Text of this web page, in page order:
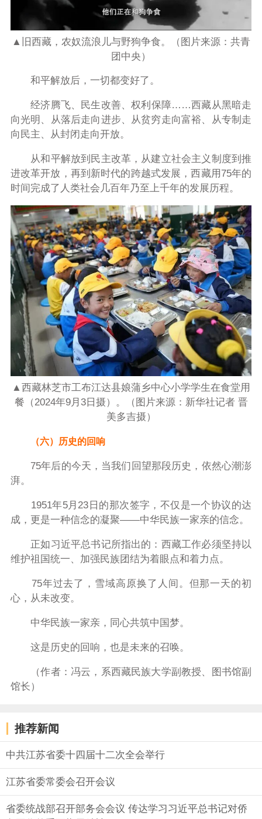
▲旧西藏，农奴流浪儿与野狗争食。（图片来源：共青
团中央）
和平解放后，一切都变好了。
经济腾飞、民生改善、权利保障……西藏从黑暗走
向光明、从落后走向进步、从贫穷走向富裕、从专制走
向民主、从封闭走向开放。
从和平解放到民主改革，从建立社会主义制度到推
进改革开放，再到新时代的跨越式发展，西藏用75年的
时间完成了人类社会几百年乃至上千年的发展历程。
▲西藏林芝市工布江达县娘蒲乡中心小学学生在食堂用
餐（2024年9月3日摄）。（图片来源：新华社记者 晋
美多吉摄）
（六）历史的回响
75年后的今天，当我们回望那段历史，依然心潮澎
湃。
1951年5月23日的那次签字，不仅是一个协议的达
成，更是一种信念的凝聚——中华民族一家亲的信念。
正如习近平总书记所指出的：西藏工作必须坚持以
维护祖国统一、加强民族团结为着眼点和着力点。
75年过去了，雪域高原换了人间。但那一天的初
心，从未改变。
中华民族一家亲，同心共筑中国梦。
这是历史的回响，也是未来的召唤。
（作者：冯云，系西藏民族大学副教授、图书馆副
馆长）
推荐新闻
中共江苏省委十四届十二次全会举行
江苏省委常委会召开会议
省委统战部召开部务会会议 传达学习习近平总书记对侨